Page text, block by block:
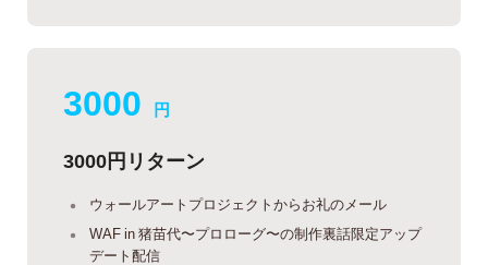
3000 円
3000円リターン
ウォールアートプロジェクトからお礼のメール
WAF in 猪苗代〜プロローグ〜の制作裏話限定アップ
デート配信